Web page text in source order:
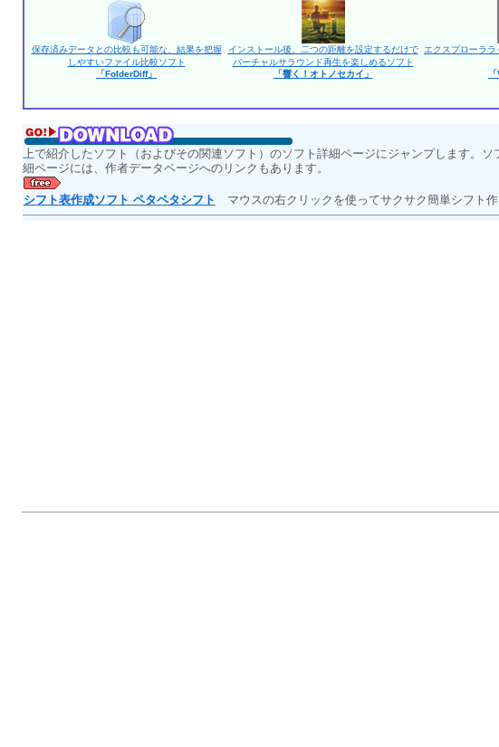
保存済みデータとの比較も可能な、結果を把握
しやすいファイル比較ソフト
「FolderDiff」
インストール後、二つの距離を設定するだけで
バーチャルサラウンド再生を楽しめるソフト
「響く！オトノセカイ」
エクスプローラ
上で紹介したソフト（およびその関連ソフト）のソフト詳細ページにジャンプします。
細ページには、作者データページへのリンクもあります。
シフト表作成ソフト ペタペタシフト マウスの右クリックを使ってサクサク簡単シフト